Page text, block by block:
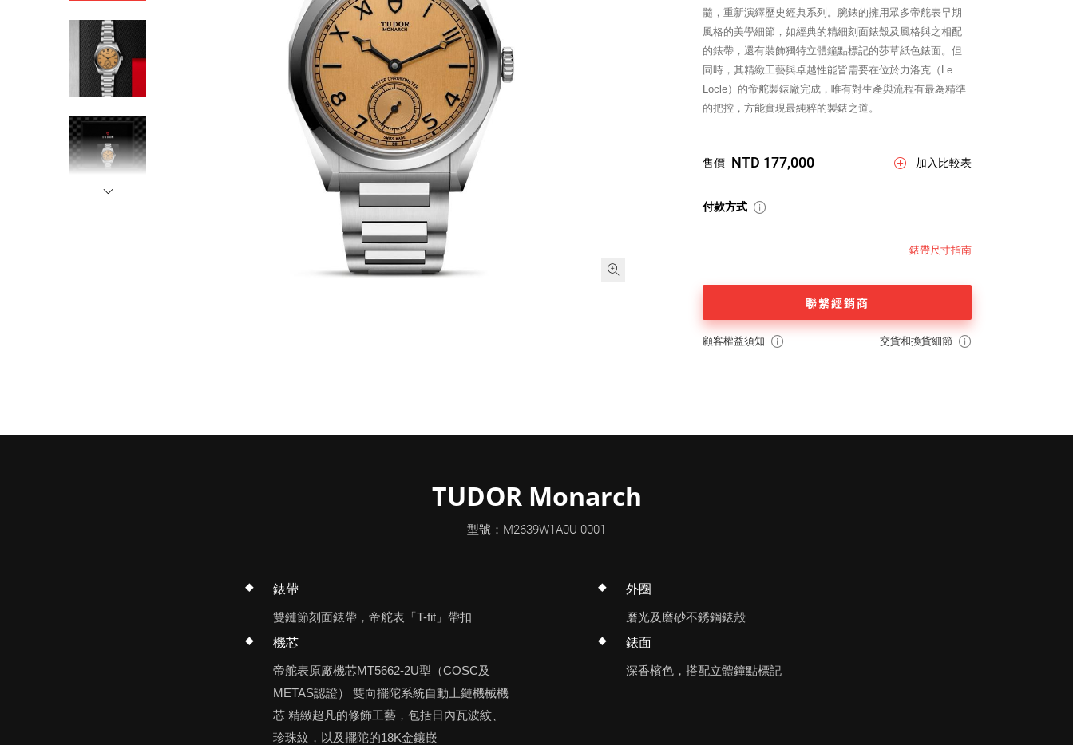
髓，重新演繹歷史經典系列。腕錶的擁用眾多帝舵表早期
風格的美學細節，如經典的精細刻面錶殼及風格與之相配
的錶帶，還有裝飾獨特立體鐘點標記的莎草紙色錶面。但
同時，其精緻工藝與卓越性能皆需要在位於力洛克（Le
Locle）的帝舵製錶廠完成，唯有對生產與流程有最為精準
的把控，方能實現最純粹的製錶之道。
售價 NTD 177,000 加入比較表
付款方式
錶帶尺寸指南
聯繫經銷商
顧客權益須知 交貨和換貨細節
TUDOR Monarch
型號：M2639W1A0U-0001
錶帶
雙鏈節刻面錶帶，帝舵表「T-fit」帶扣
外圈
磨光及磨砂不銹鋼錶殼
機芯
帝舵表原廠機芯MT5662-2U型（COSC及
METAS認證） 雙向擺陀系統自動上鏈機械機
芯 精緻超凡的修飾工藝，包括日內瓦波紋、
珍珠紋，以及擺陀的18K金鑲嵌
錶面
深香檳色，搭配立體鐘點標記